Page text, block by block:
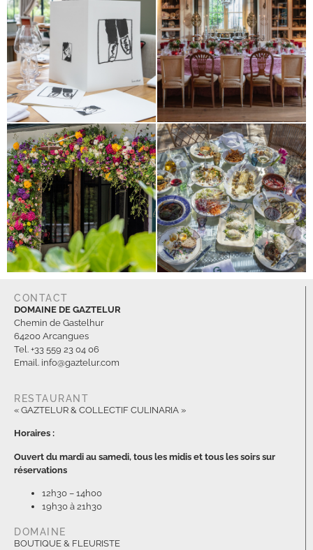
CONTACT
DOMAINE DE GAZTELUR
Chemin de Gastelhur
64200 Arcangues
Tel. +33 559 23 04 06
Email. info@gaztelur.com
RESTAURANT
« GAZTELUR & COLLECTIF CULINARIA »
Horaires :
Ouvert du mardi au samedi, tous les midis et tous les soirs sur
réservations
12h30 – 14h00
19h30 à 21h30
DOMAINE
BOUTIQUE & FLEURISTE